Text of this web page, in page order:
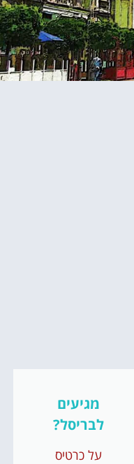
מגיעים
לבריסל?
על כרטיס